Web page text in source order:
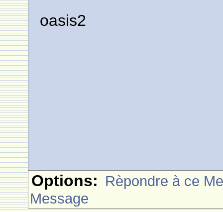
oasis2
Options: Rèpondre à ce
Message